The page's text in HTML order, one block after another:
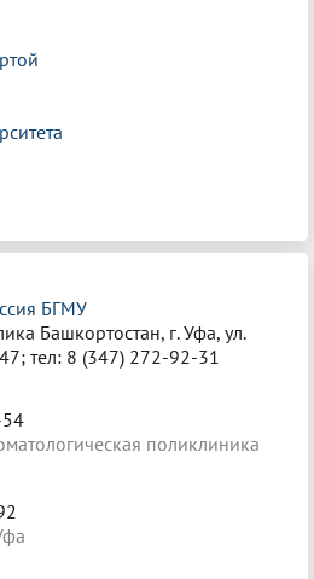
БГМУ
Башкортостан, г. Уфа, ул.
тел: 8 (347) 272-92-31
поликлиника